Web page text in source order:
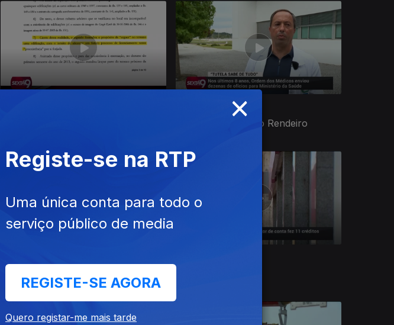
08 out. 2021
Por Detrás de João Rendeiro
×
Registe-se na RTP
Uma única conta para todo o
serviço público de media
REGISTE-SE AGORA
Quero registar-me mais tarde